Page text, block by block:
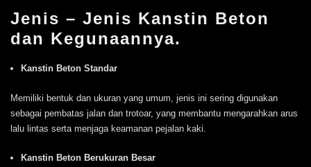
Jenis – Jenis Kanstin Beton
dan Kegunaannya.
Kanstin Beton Standar
Memiliki bentuk dan ukuran yang umum, jenis ini sering digunakan
sebagai pembatas jalan dan trotoar, yang membantu mengarahkan arus
lalu lintas serta menjaga keamanan pejalan kaki.
Kanstin Beton Berukuran Besar